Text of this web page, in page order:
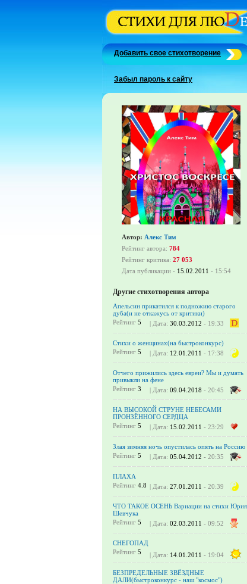
Добавить свое стихотворение
Забыл пароль к сайту
Автор: Алекс Тим
Рейтинг автора: 784
Рейтинг критика: 27 053
Дата публикации - 15.02.2011 - 15:54
Другие стихотворения автора
Апельсин прикатился к подножию старого
дуба(и не откажусь от критики)
Рейтинг 5 | Дата: 30.03.2012 - 19:33
Стихи о женщинах(на быстроконкурс)
Рейтинг 5 | Дата: 12.01.2011 - 17:38
Отчего прижились здесь евреи? Мы и думать
привыкли на фене
Рейтинг 3 | Дата: 09.04.2018 - 20:45
НА ВЫСОКОЙ СТРУНЕ НЕБЕСАМИ
ПРОНЗЁННОГО СЕРДЦА
Рейтинг 5 | Дата: 15.02.2011 - 23:29
Злая зимняя ночь опустилась опять на Россию
Рейтинг 5 | Дата: 05.04.2012 - 20:35
ПЛАХА
Рейтинг 4.8 | Дата: 27.01.2011 - 20:39
ЧТО ТАКОЕ ОСЕНЬ Вариации на стихи Юрия
Шевчука
Рейтинг 5 | Дата: 02.03.2011 - 09:52
СНЕГОПАД
Рейтинг 5 | Дата: 14.01.2011 - 19:04
БЕЗПРЕДЕЛЬНЫЕ ЗВЁЗДНЫЕ
ДАЛИ(быстроконкурс - наш "космос")